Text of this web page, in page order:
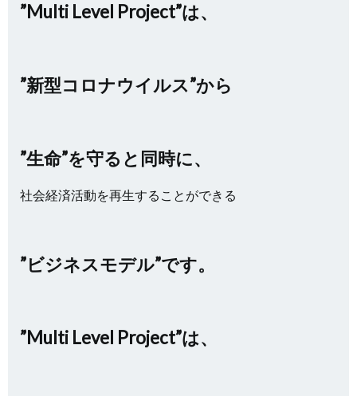
”Multi Level Project”は、
”新型コロナウイルス”から
”生命”を守ると同時に、
社会経済活動を再生することができる
”ビジネスモデル”です。
”Multi Level Project”は、